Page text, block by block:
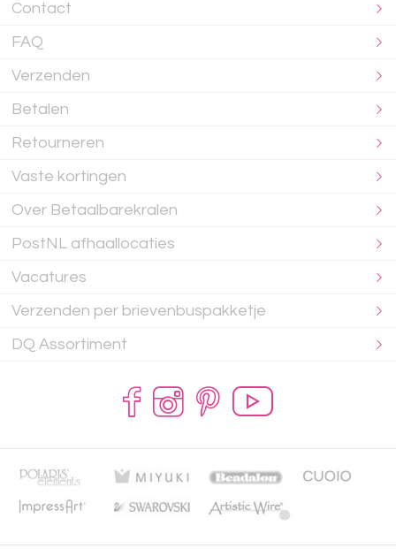
Contact
FAQ
Verzenden
Betalen
Retourneren
Vaste kortingen
Over Betaalbarekralen
PostNL afhaallocaties
Vacatures
Verzenden per brievenbuspakketje
DQ Assortiment